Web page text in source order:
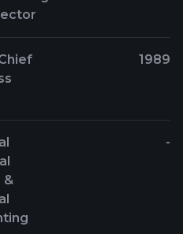
1989
&
-